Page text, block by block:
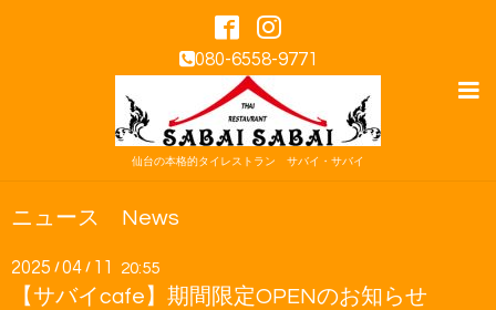
080-6558-9771
仙台の本格的タイレストラン サバイ・サバイ
ニュース News
2025 /04 / 11 20:55
【サバイcafe】期間限定OPENのお知らせ